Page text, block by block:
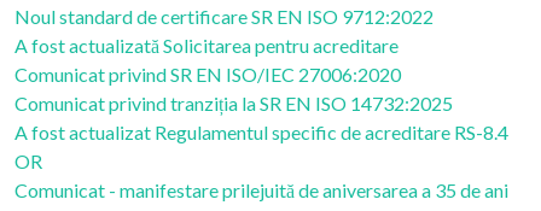
Noul standard de certificare SR EN ISO 9712:2022
A fost actualizată Solicitarea pentru acreditare
Comunicat privind SR EN ISO/IEC 27006:2020
Comunicat privind tranziția la SR EN ISO 14732:2025
A fost actualizat Regulamentul specific de acreditare RS-8.4
OR
Comunicat - manifestare prilejuită de aniversarea a 35 de ani